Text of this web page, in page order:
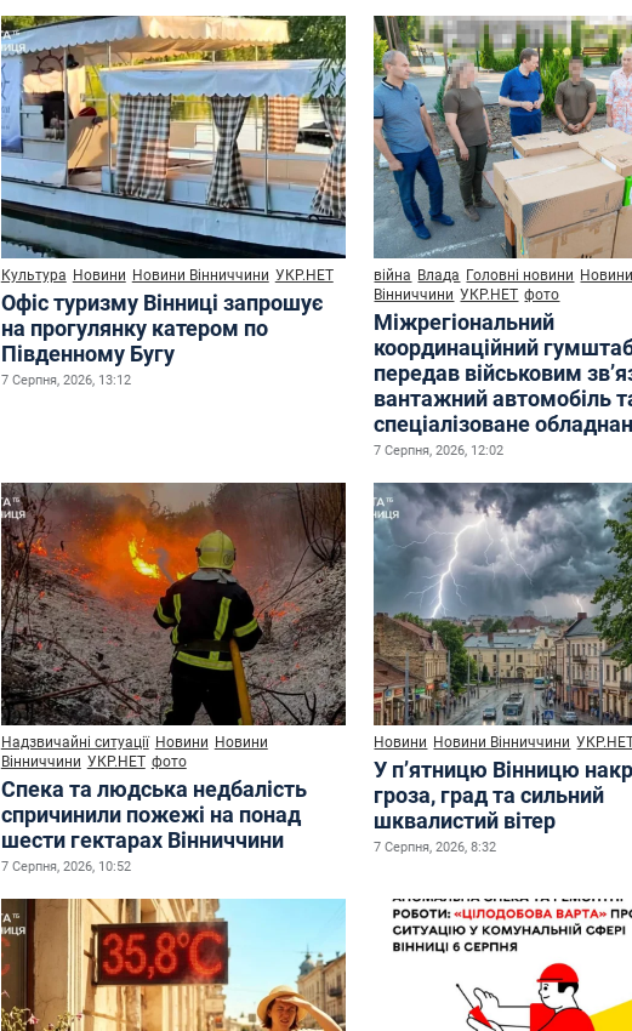
Культура Новини Новини Вінниччини УКР.НЕТ
Офіс туризму Вінниці запрошує
на прогулянку катером по
Південному Бугу
7 Серпня, 2026, 13:12
війна Влада Головні новини
Вінниччини УКР.НЕТ фото
Міжрегіональний
координаційний
передав військовим
вантажний автомобіль
спеціалізоване
7 Серпня, 2026, 12:02
Надзвичайні ситуації Новини Новини
Вінниччини УКР.НЕТ фото
Спека та людська недбалість
спричинили пожежі на понад
шести гектарах Вінниччини
7 Серпня, 2026, 10:52
Новини Новини Вінниччини
У п’ятницю Вінницю
гроза, град та сильний
шквалистий вітер
7 Серпня, 2026, 8:32